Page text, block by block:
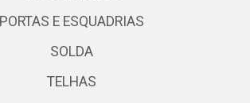
PORTAS E ESQUADRIAS
SOLDA
TELHAS